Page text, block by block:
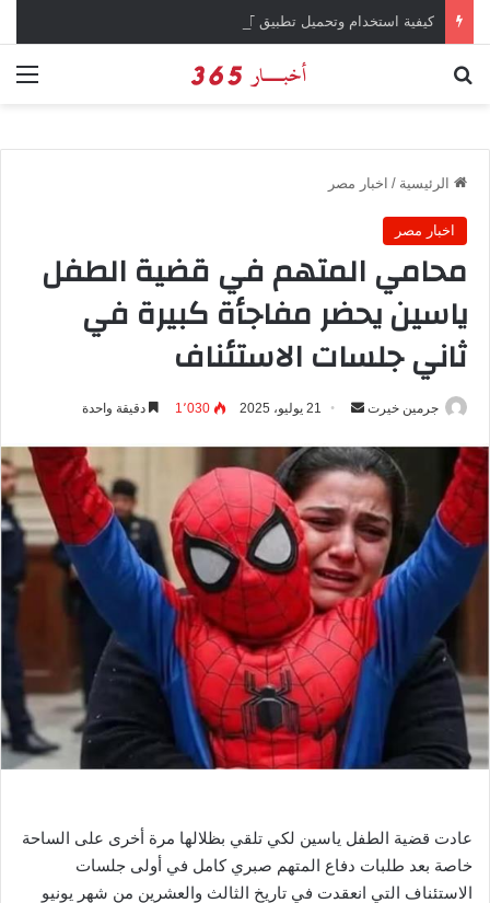
الرئيسية / اخبار مصر
اخبار مصر
محامي المتهم في قضية الطفل
ياسين يحضر مفاجأة كبيرة في
ثاني جلسات الاستئناف
جرمين خيرت
س
ل
ب
ي
د
ا
إ
ل
ك
ت
ر
21 يوليو، 2025 1٬030 دقيقة واحدة
عادت قضية الطفل ياسين لكي تلقي بظلالها مرة أخرى على الساحة
خاصة بعد طلبات دفاع المتهم صبري كامل في أولى جلسات
الاستئناف التي انعقدت في تاريخ الثالث والعشرين من شهر يونيو